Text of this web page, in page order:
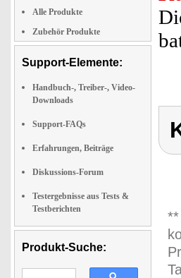
Alle Produkte
Zubehör Produkte
Support-Elemente:
Handbuch-, Treiber-, Video-
Downloads
Support-FAQs
Erfahrungen, Beiträge
Diskussions-Forum
Testergebnisse aus Tests &
Testberichten
Produkt-Suche: